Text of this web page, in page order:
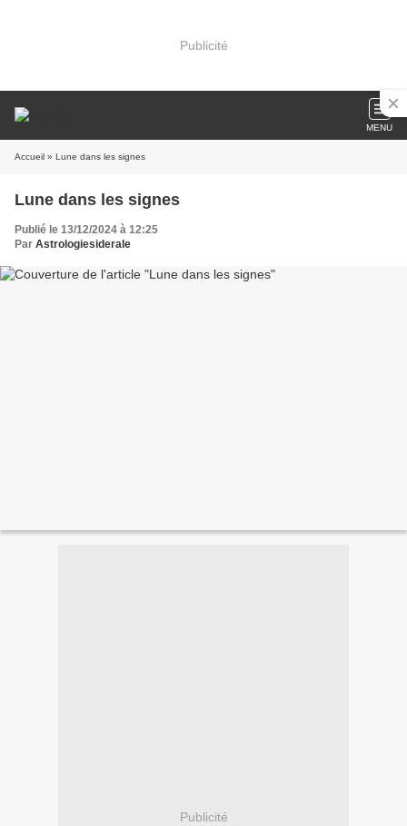
Publicité
MENU
Accueil » Lune dans les signes
Lune dans les signes
Publié le 13/12/2024 à 12:25
Par Astrologiesiderale
Publicité